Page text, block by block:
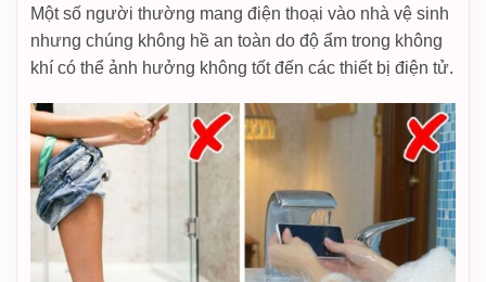
Một số người thường mang điện thoại vào nhà vệ sinh
nhưng chúng không hề an toàn do độ ẩm trong không
khí có thể ảnh hưởng không tốt đến các thiết bị điện tử.